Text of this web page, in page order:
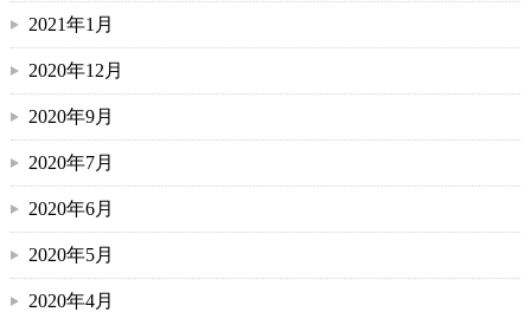
2021年1月
2020年12月
2020年9月
2020年7月
2020年6月
2020年5月
2020年4月